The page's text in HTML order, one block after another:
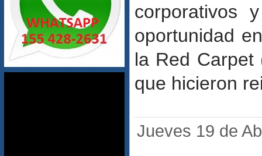
corporativos
oportunidad
la Red
que hicieron
Jueves 19 de